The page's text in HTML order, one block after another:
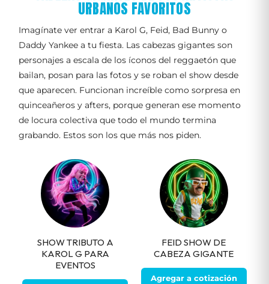
URBANOS FAVORITOS
Imagínate ver entrar a Karol G, Feid, Bad Bunny o
Daddy Yankee a tu fiesta. Las cabezas gigantes son
personajes a escala de los íconos del reggaetón que
bailan, posan para las fotos y se roban el show desde
que aparecen. Funcionan increíble como sorpresa en
quinceañeros y afters, porque generan ese momento
de locura colectiva que todo el mundo termina
grabando. Estos son los que más nos piden.
SHOW TRIBUTO A
KAROL G PARA
EVENTOS
FEID SHOW DE
CABEZA GIGANTE
Agregar a cotización